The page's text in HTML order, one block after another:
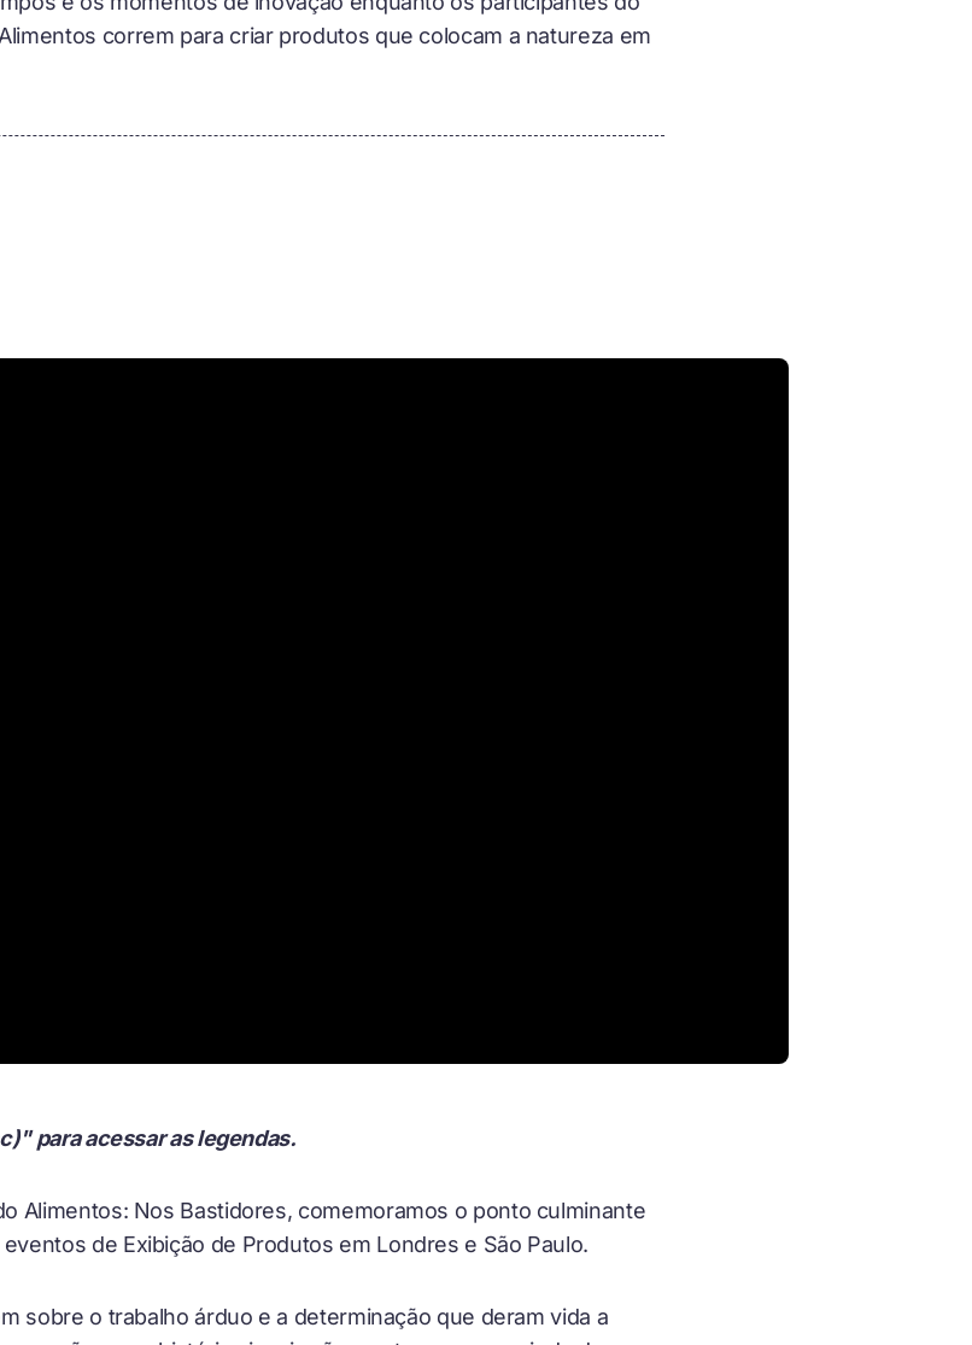
correm para criar produtos que colocam a natureza em
para acessar as legendas.
Alimentos: Nos Bastidores, comemoramos o ponto culminante
de Exibição de Produtos em Londres e São Paulo.
sobre o trabalho árduo e a determinação que deram vida a